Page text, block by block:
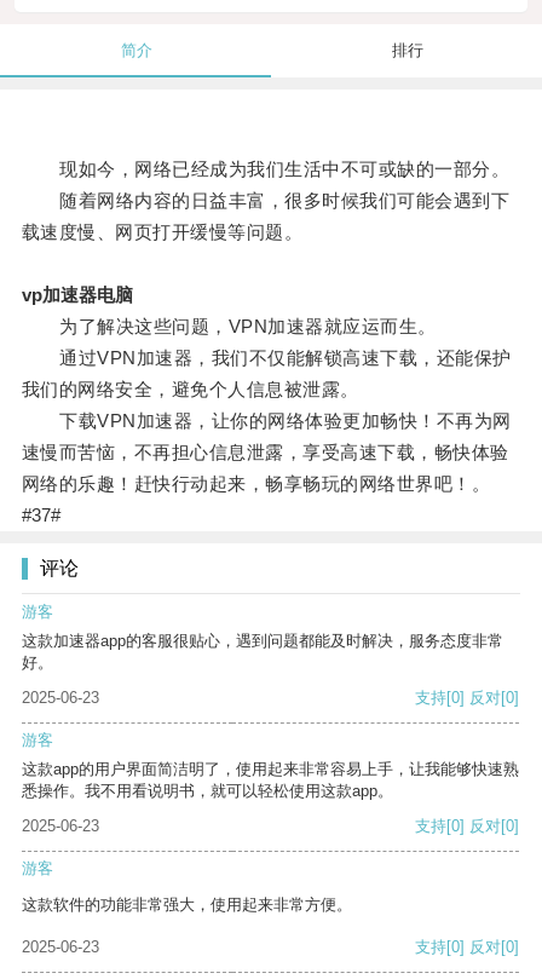
简介 排行
现如今，网络已经成为我们生活中不可或缺的一部分。
随着网络内容的日益丰富，很多时候我们可能会遇到下
载速度慢、网页打开缓慢等问题。
vp加速器电脑
为了解决这些问题，VPN加速器就应运而生。
通过VPN加速器，我们不仅能解锁高速下载，还能保护
我们的网络安全，避免个人信息被泄露。
下载VPN加速器，让你的网络体验更加畅快！不再为网
速慢而苦恼，不再担心信息泄露，享受高速下载，畅快体验
网络的乐趣！赶快行动起来，畅享畅玩的网络世界吧！。
#37#
评论
游客
这款加速器app的客服很贴心，遇到问题都能及时解决，服务态度非常
好。
2025-06-23
支持[0] 反对[0]
游客
这款app的用户界面简洁明了，使用起来非常容易上手，让我能够快速熟
悉操作。我不用看说明书，就可以轻松使用这款app。
2025-06-23
支持[0] 反对[0]
游客
这款软件的功能非常强大，使用起来非常方便。
2025-06-23 支持[0] 反对[0]